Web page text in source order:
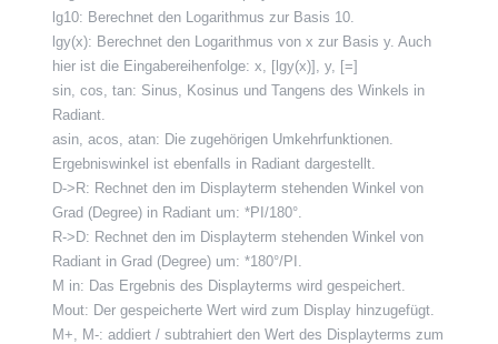
lg10: Berechnet den Logarithmus zur Basis 10.
lgy(x): Berechnet den Logarithmus von x zur Basis y. Auch
hier ist die Eingabereihenfolge: x, [lgy(x)], y, [=]
sin, cos, tan: Sinus, Kosinus und Tangens des Winkels in
Radiant.
asin, acos, atan: Die zugehörigen Umkehrfunktionen.
Ergebniswinkel ist ebenfalls in Radiant dargestellt.
D->R: Rechnet den im Displayterm stehenden Winkel von
Grad (Degree) in Radiant um: *PI/180°.
R->D: Rechnet den im Displayterm stehenden Winkel von
Radiant in Grad (Degree) um: *180°/PI.
M in: Das Ergebnis des Displayterms wird gespeichert.
Mout: Der gespeicherte Wert wird zum Display hinzugefügt.
M+, M-: addiert / subtrahiert den Wert des Displayterms zum